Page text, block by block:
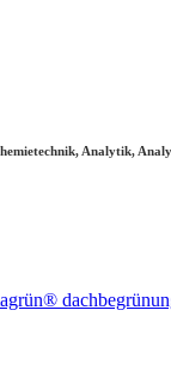
Analytik,